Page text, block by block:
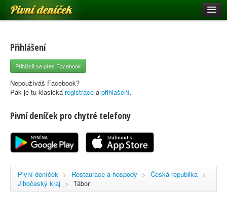
Pivní deníček
Pivní mapa
Pivní značky
Nápověda
Registrace
Přihlášení
Přihlásit se přes Facebook
Nepoužíváš Facebook?
Pak je tu klasická registrace a přihlašení.
Pivní deníček pro chytré telefony
Pivní deníček > Restaurace a hospody > Česká republika >
Jihočeský kraj > Tábor